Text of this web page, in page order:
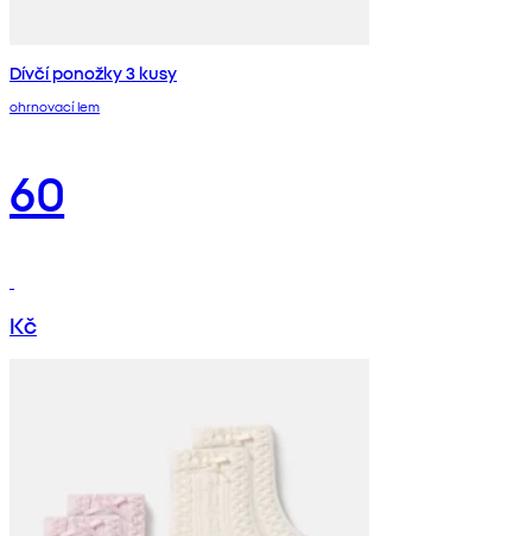
Dívčí ponožky 3 kusy
ohrnovací lem
60
Kč